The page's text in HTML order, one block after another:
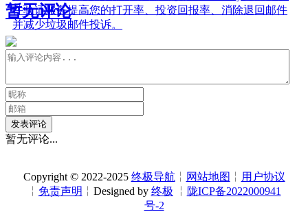
件验证服务提高您的打开率、投资回报率、消除退回邮件
并减少垃圾邮件投诉。
暂无评论
发表评论
暂无评论...
Copyright © 2022-2025 终极导航 ╎ 网站地图 ╎ 用户协议
╎ 免责声明 ╎Designed by 终极 ╎ 陇ICP备2022000941
号-2